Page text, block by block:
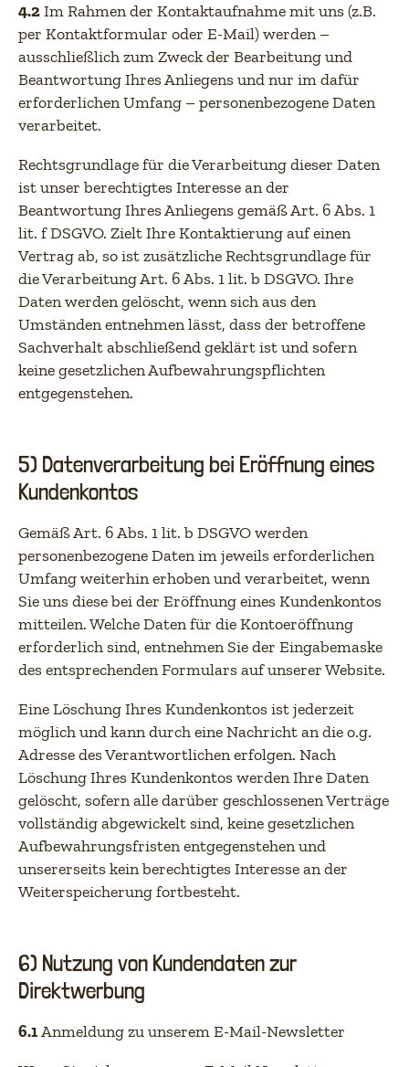
4.2Im Rahmen der Kontaktaufnahme mit uns (z.B.
per Kontaktformular oder E-Mail) werden –
ausschließlich zum Zweck der Bearbeitung und
Beantwortung Ihres Anliegens und nur im dafür
erforderlichen Umfang – personenbezogene Daten
verarbeitet.
Rechtsgrundlage für die Verarbeitung dieser Daten
ist unser berechtigtes Interesse an der
Beantwortung Ihres Anliegens gemäß Art. 6 Abs. 1
lit. f DSGVO. Zielt Ihre Kontaktierung auf einen
Vertrag ab, so ist zusätzliche Rechtsgrundlage für
die Verarbeitung Art. 6 Abs. 1 lit. b DSGVO. Ihre
Daten werden gelöscht, wenn sich aus den
Umständen entnehmen lässt, dass der betroffene
Sachverhalt abschließend geklärt ist und sofern
keine gesetzlichen Aufbewahrungspflichten
entgegenstehen.
5) Datenverarbeitung bei Eröffnung eines
Kundenkontos
Gemäß Art. 6 Abs. 1 lit. b DSGVO werden
personenbezogene Daten im jeweils erforderlichen
Umfang weiterhin erhoben und verarbeitet, wenn
Sie uns diese bei der Eröffnung eines Kundenkontos
mitteilen. Welche Daten für die Kontoeröffnung
erforderlich sind, entnehmen Sie der Eingabemaske
des entsprechenden Formulars auf unserer Website.
Eine Löschung Ihres Kundenkontos ist jederzeit
möglich und kann durch eine Nachricht an die o.g.
Adresse des Verantwortlichen erfolgen. Nach
Löschung Ihres Kundenkontos werden Ihre Daten
gelöscht, sofern alle darüber geschlossenen Verträge
vollständig abgewickelt sind, keine gesetzlichen
Aufbewahrungsfristen entgegenstehen und
unsererseits kein berechtigtes Interesse an der
Weiterspeicherung fortbesteht.
6) Nutzung von Kundendaten zur
Direktwerbung
6.1Anmeldung zu unserem E-Mail-Newsletter